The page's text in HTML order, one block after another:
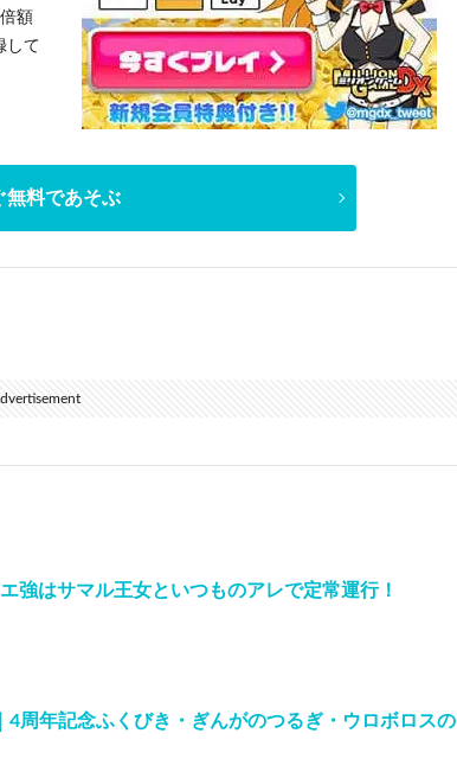
額
して
無料であそぶ
強はサマル王女といつものアレで定常運行！
4周年記念ふくびき・ぎんがのつるぎ・ウロボロスの